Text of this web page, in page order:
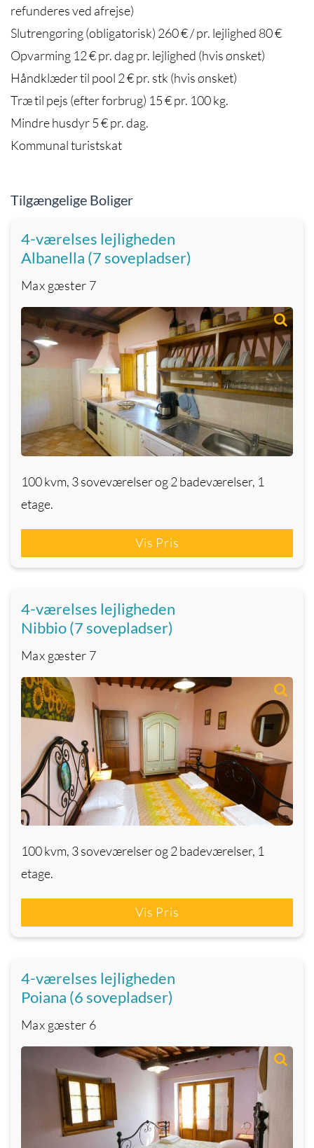
refunderes ved afrejse)
Slutrengøring (obligatorisk) 260 € / pr. lejlighed 80 €
Opvarming 12 € pr. dag pr. lejlighed (hvis ønsket)
Håndklæder til pool 2 € pr. stk (hvis ønsket)
Træ til pejs (efter forbrug) 15 € pr. 100 kg.
Mindre husdyr 5 € pr. dag.
Kommunal turistskat
Tilgængelige Boliger
4-værelses lejligheden
Albanella (7 sovepladser)
Max gæster 7
100 kvm, 3 soveværelser og 2 badeværelser, 1
etage.
Vis Pris
4-værelses lejligheden
Nibbio (7 sovepladser)
Max gæster 7
100 kvm, 3 soveværelser og 2 badeværelser, 1
etage.
Vis Pris
4-værelses lejligheden
Poiana (6 sovepladser)
Max gæster 6